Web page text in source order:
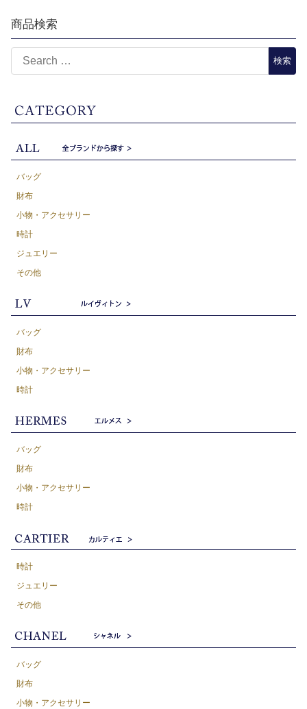
商品検索
バッグ
財布
小物・アクセサリー
時計
ジュエリー
その他
バッグ
財布
小物・アクセサリー
時計
バッグ
財布
小物・アクセサリー
時計
時計
ジュエリー
その他
バッグ
財布
小物・アクセサリー